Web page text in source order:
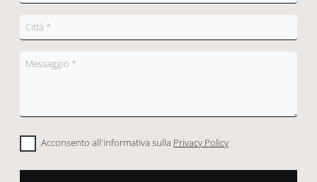
Acconsento all'informativa sulla Privacy Policy